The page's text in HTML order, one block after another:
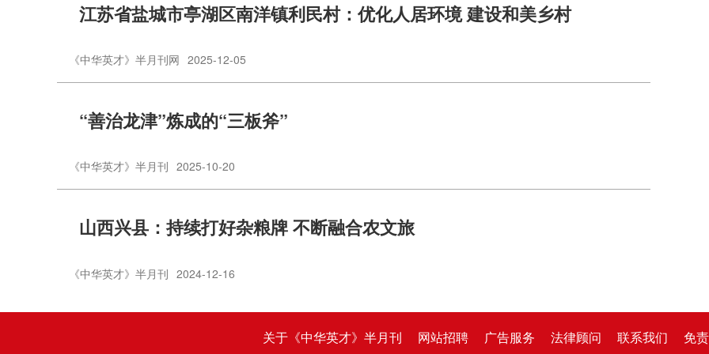
江苏省盐城市亭湖区南洋镇利民村：优化人居环境 建设和美乡村
《中华英才》半月刊网 2025-12-05
“善治龙津”炼成的“三板斧”
《中华英才》半月刊 2025-10-20
山西兴县：持续打好杂粮牌 不断融合农文旅
《中华英才》半月刊 2024-12-16
关于《中华英才》半月刊 网站招聘 广告服务 法律顾问 联系我们 免